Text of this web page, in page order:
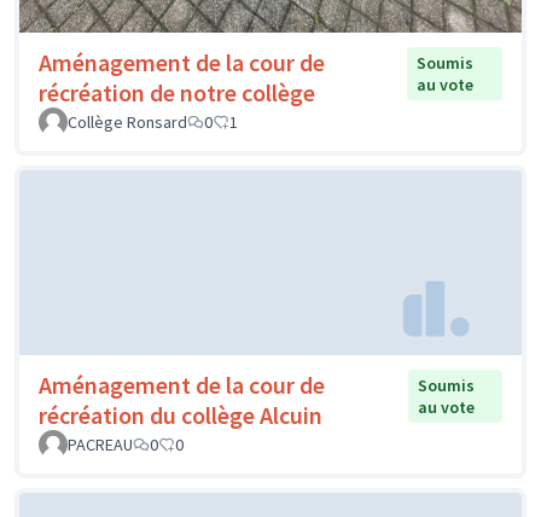
Aménagement de la cour de
récréation de notre collège
Soumis
au vote
Collège Ronsard
0 1
Aménagement de la cour de
récréation du collège Alcuin
Soumis
au vote
PACREAU
0 0